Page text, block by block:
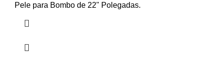
Pele para Bombo de 22" Polegadas.